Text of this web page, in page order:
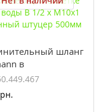
шланг
в
оплетке
В 1/2 x М10х1
штуцер 500мм